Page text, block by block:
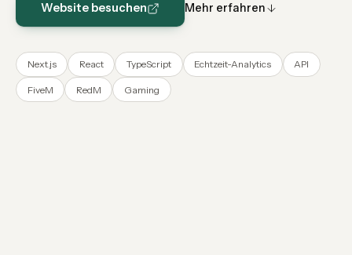
Website besuchen Mehr erfahren
Next.js React TypeScript Echtzeit-Analytics API
FiveM RedM Gaming